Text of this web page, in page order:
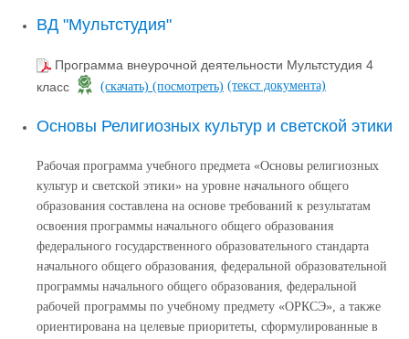
ВД "Мультстудия"
Программа внеурочной деятельности Мультстудия 4
класс
(скачать) (посмотреть) (текст документа)
Основы Религиозных культур и светской этики
Рабочая программа учебного предмета «Основы религиозных
культур и светской этики» на уровне начального общего
образования составлена на основе требований к результатам
освоения программы начального общего образования
федерального государственного образовательного стандарта
начального общего образования, федеральной образовательной
программы начального общего образования, федеральной
рабочей программы по учебному предмету «ОРКСЭ», а также
ориентирована на целевые приоритеты, сформулированные в